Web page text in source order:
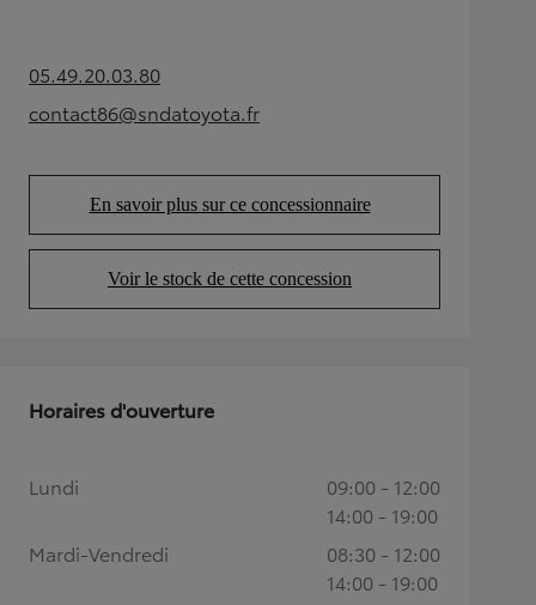
05.49.20.03.80(Opens in new tab)
contact86@sndatoyota.fr
(Opens in new tab)
En savoir plus sur ce concessionnaire
(Opens in new tab)
Voir le stock de cette concession
(Opens in new tab)
Horaires d'ouverture
Lundi
09:00 - 12:00
14:00 - 19:00
Mardi-Vendredi
08:30 - 12:00
14:00 - 19:00